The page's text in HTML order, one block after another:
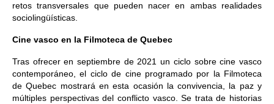
retos transversales que pueden nacer en ambas realidades
sociolingüísticas.
Cine vasco en la Filmoteca de Quebec
Tras ofrecer en septiembre de 2021 un ciclo sobre cine vasco
contemporáneo, el ciclo de cine programado por la Filmoteca
de Quebec mostrará en esta ocasión la convivencia, la paz y
múltiples perspectivas del conflicto vasco. Se trata de historias